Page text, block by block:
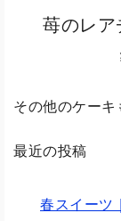
苺のレア
￥
その他のケーキ
最近の投稿
春スイーツ